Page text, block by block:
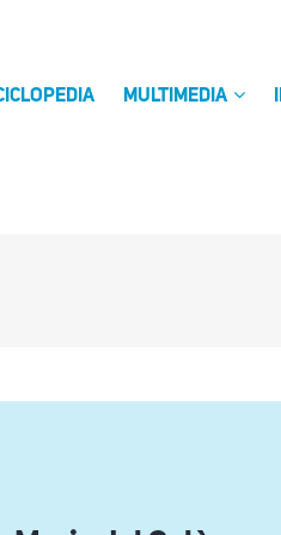
MULTIMEDIA